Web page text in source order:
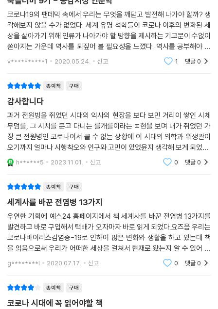
코로나19의 팬데믹 속에서 우리는 무엇을 깨닫고 발전해 나가야 할까? 생
각해보지 않을 수가 없었다. 세계 유명 석학들이 코로나 이후의 변화된 세
상을 살아가기 위해 인류가 나아가야 할 방향을 제시하는 기고문이 수없이
쏟아지는 가운데 역사를 되짚어 볼 필요성을 느꼈다. 역사를 공부해야 하
는 이유이기도 하겠다. 이 책은 인류가 문명을 이뤄 온 이후 일어난 젼염병
v**********1 2020.05.24. 신고 1 댓글0
종이책 구매
감사합니다
과거 전원빙을 쥐었던 시대외 익사의 현장을 보다 보민 거리이 쌓인 시체
무덤를, 그 시치를 문고 다니는 를개를이라는 ㅍ현을 보며 내가 쥐었던 가
장 큰 전원병인 코로나이서 콜 수 없는 상황에 이 시대의 의학과 위생관이
오기까지 얼마나 시행착오와 인구와 고민이 있었윤지 생각해 보게 되었고,
과거의 사람를의 노력이 감사한마음이생긴 다. 또한 세게사를 보면 감염빙
을 동제하는 나
h******5 2023.11.01. 신고 0 댓글0
종이책 구매
세계사를 바꾼 전염병 13가지
우연한 기회에 예스24 홈페이지에서 책 세계사를 바꾼 전염병 13가지를
발견하고 바로 구입해서 택배가 오자마자 바로 읽게 되었다.요즈음 우리는
코로나바이러스감염증-19로 인하여 많은 변화와 생활을 하고 있는데 책
을 읽음으로써 우리가 어떠한 세상을 걸쳐서 현재로 왔는지 알 수 있어 좋
았다.또한 스페인독감을 읽어보면서 우리 현실과 어디가 다른지 비교할 수
있어 좋았다.
g********l 2020.07.17. 신고 0 댓글0
종이책 구매
코로나 시대에 꼭 읽어야할 책